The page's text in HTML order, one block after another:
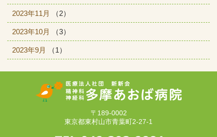
2023年11月 （2）
2023年10月 （3）
2023年9月 （1）
〒189-0002
東京都東村山市青葉町2-27-1